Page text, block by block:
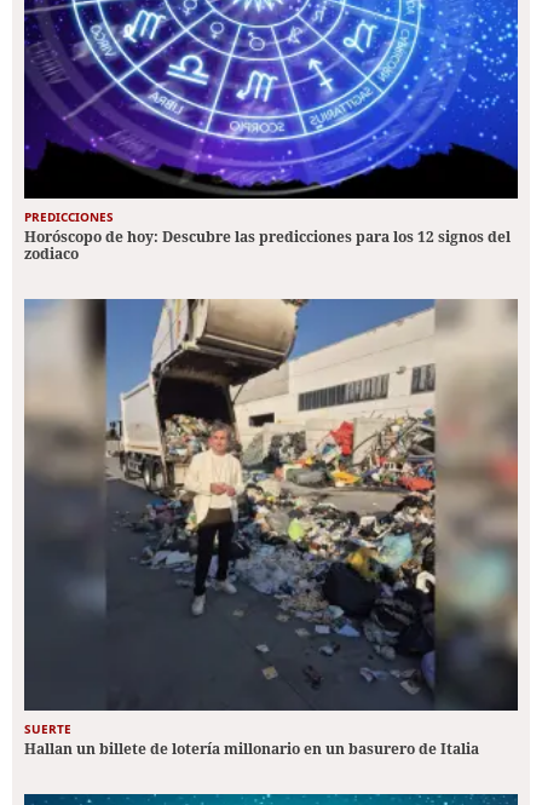
PREDICCIONES
Horóscopo de hoy: Descubre las predicciones para los 12 signos del
zodiaco
SUERTE
Hallan un billete de lotería millonario en un basurero de Italia